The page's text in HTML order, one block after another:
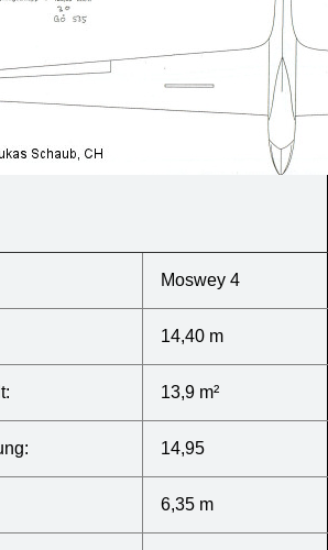
Moswey 4
14,40 m
13,9 m²
14,95
6,35 m